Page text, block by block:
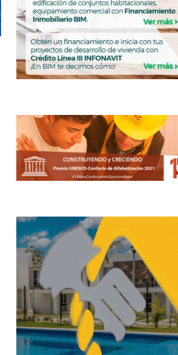
Proponen padrón de
proveedores para
garantizar calidad de
vivienda
FERNANDA HERNÁNDEZ
ABRIL 21, 2026
Construcción, clave para
el desarrollo económico:
Lezama
REDACCIÓN CENTRO URBANO
MARZO 26, 2026